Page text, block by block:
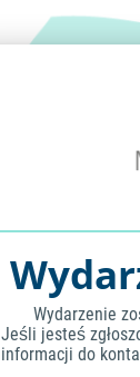
Wydarzenie
Jeśli jesteś
informacji do